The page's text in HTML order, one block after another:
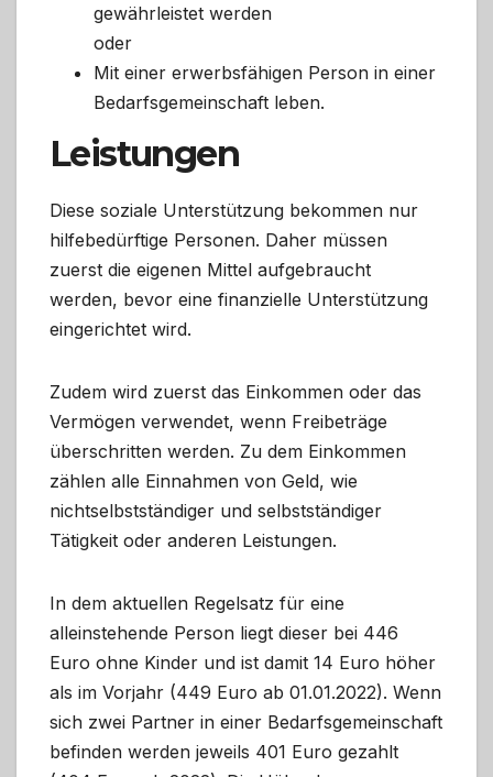
gewährleistet werden
oder
Mit einer erwerbsfähigen Person in einer
Bedarfsgemeinschaft leben.
Leistungen
Diese soziale Unterstützung bekommen nur
hilfebedürftige Personen. Daher müssen
zuerst die eigenen Mittel aufgebraucht
werden, bevor eine finanzielle Unterstützung
eingerichtet wird.
Zudem wird zuerst das Einkommen oder das
Vermögen verwendet, wenn Freibeträge
überschritten werden. Zu dem Einkommen
zählen alle Einnahmen von Geld, wie
nichtselbstständiger und selbstständiger
Tätigkeit oder anderen Leistungen.
In dem aktuellen Regelsatz für eine
alleinstehende Person liegt dieser bei 446
Euro ohne Kinder und ist damit 14 Euro höher
als im Vorjahr (449 Euro ab 01.01.2022). Wenn
sich zwei Partner in einer Bedarfsgemeinschaft
befinden werden jeweils 401 Euro gezahlt